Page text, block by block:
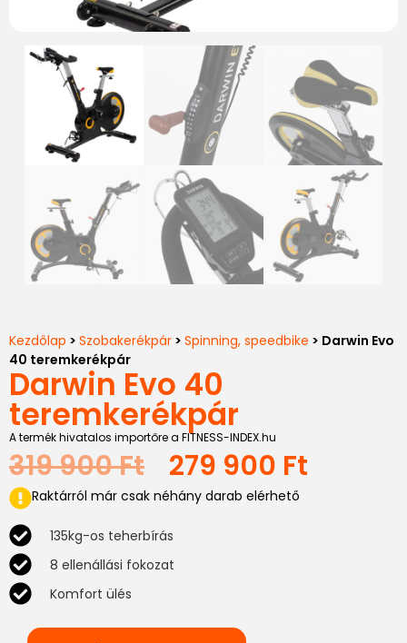
Kezdőlap > Szobakerékpár > Spinning, speedbike > Darwin Evo
40 teremkerékpár
Darwin Evo 40
teremkerékpár
A termék hivatalos importőre a FITNESS-INDEX.hu
319 900Ft 279 900 Ft
Raktárról már csak néhány darab elérhető
135kg-os teherbírás
8 ellenállási fokozat
Komfort ülés